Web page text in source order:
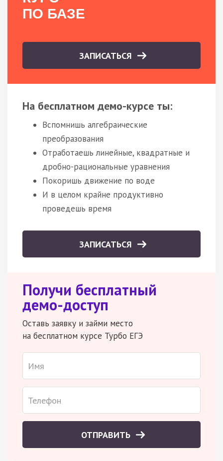
ПО БАЗЕ
ЗАПИСАТЬСЯ
На бесплатном демо-курсе ты:
Вспомнишь алгебраические
преобразования
Отработаешь линейные, квадратные и
дробно-рациональные уравнения
Покоришь движение по воде
И в целом крайне продуктивно
проведешь время
ЗАПИСАТЬСЯ
Получи бесплатный
демо-доступ
Оставь заявку и займи место
на бесплатном курсе Турбо ЕГЭ
ОТПРАВИТЬ